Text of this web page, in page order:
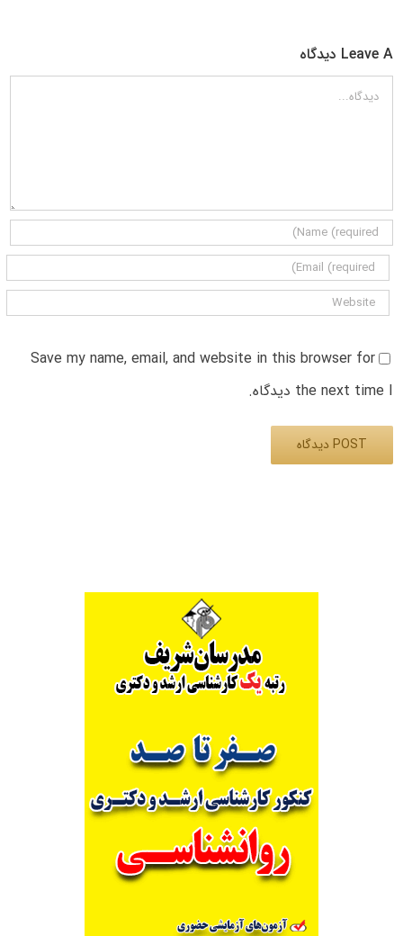
Leave A دیدگاه
دیدگاه
Save my name, email, and website in this browser for
the next time I دیدگاه.